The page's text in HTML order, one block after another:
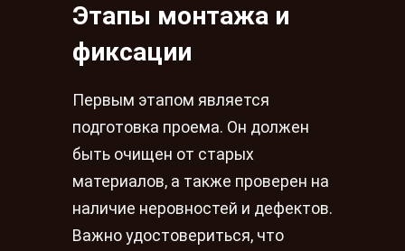
Этапы монтажа и
фиксации
Первым этапом является
подготовка проема. Он должен
быть очищен от старых
материалов, а также проверен на
наличие неровностей и дефектов.
Важно удостовериться, что